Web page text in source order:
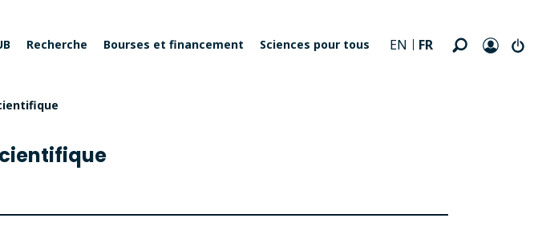
Recherche Bourses et financement Sciences pour tous EN FR